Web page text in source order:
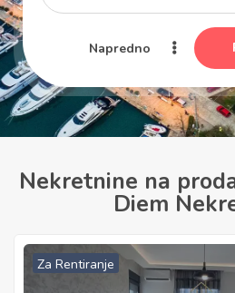
Napredno
Nekretnine na
Diem
Za Rentiranje